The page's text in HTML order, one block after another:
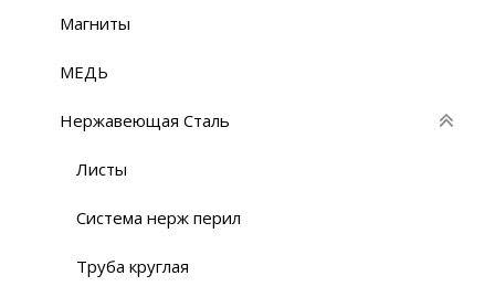
Магниты
МЕДЬ
Нержавеющая Сталь
Листы
Система нерж перил
Труба круглая